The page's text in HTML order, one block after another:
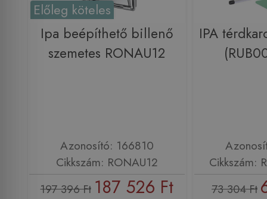
Előleg köteles
Ipa beépíthető billenő
szemetes RONAU12
Azonosító: 166810
Cikkszám: RONAU12
197 396 Ft 187 526 Ft
IPA
Cikkszám:
73 304 Ft